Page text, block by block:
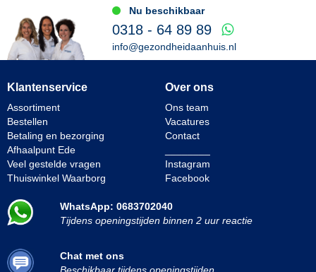
Nu beschikbaar
0318 - 64 89 89
info@gezondheidaanhuis.nl
Klantenservice
Assortiment
Bestellen
Betaling en bezorging
Afhaalpunt Ede
Veel gestelde vragen
Thuiswinkel Waarborg
Over ons
Ons team
Vacatures
Contact
Instagram
Facebook
WhatsApp: 0683702040
Tijdens openingstijden binnen 2 uur reactie
Chat met ons